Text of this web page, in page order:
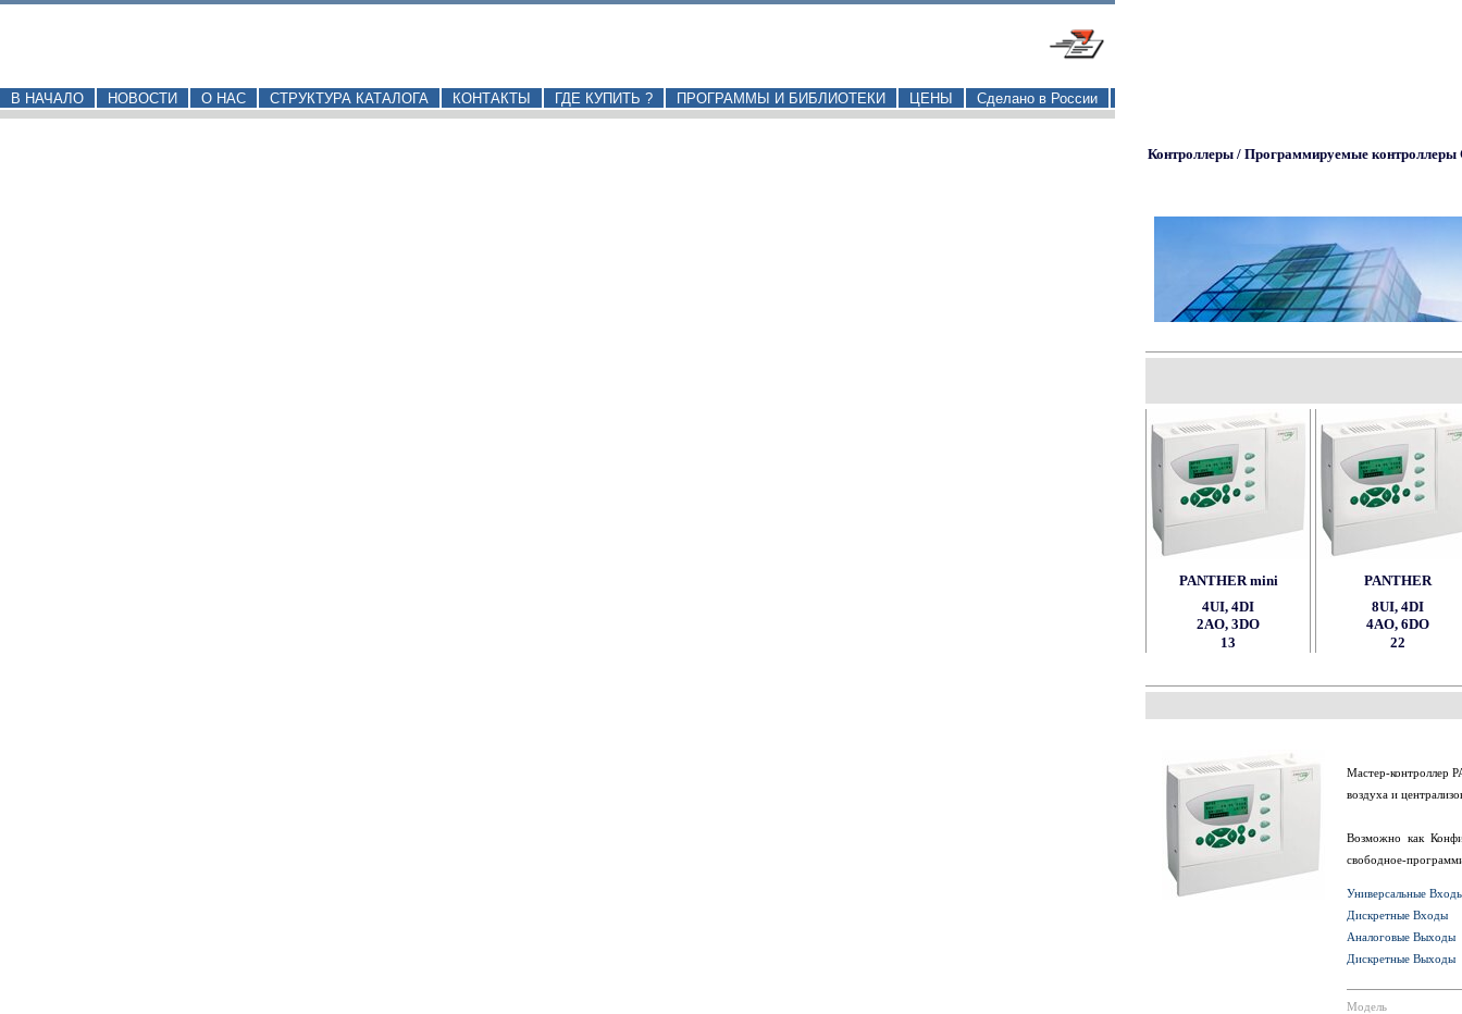
В НАЧАЛО НОВОСТИ О НАС СТРУКТУРА КАТАЛОГА КОНТАКТЫ ГДЕ КУПИТЬ ? ПРОГРАММЫ И БИБЛИОТЕКИ ЦЕНЫ Сделано в России
Контроллеры / Программируемые контроллеры
PANTHER mini
PANTHER
4UI, 4DI
2AO, 3DO
8UI, 4DI
4AO, 6DO
13
22
Мастер-контроллер
воздуха и
Возможно как
свободное-
Универсальные
Дискретные Входы
Аналоговые Выходы
Дискретные Выходы
Модель